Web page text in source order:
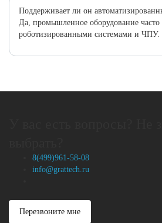
Поддерживает ли он
Да, промышленное оборудование часто
роботизированными системами и ЧПУ.
8(499)961-58-08
info@grattech.ru
Перезвоните мне